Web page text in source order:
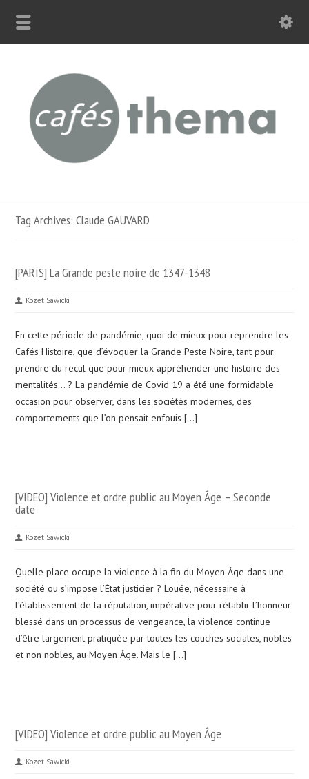
Tag Archives: Claude GAUVARD
[PARIS] La Grande peste noire de 1347-1348
Kozet Sawicki
En cette période de pandémie, quoi de mieux pour reprendre les
Cafés Histoire, que d’évoquer la Grande Peste Noire, tant pour
prendre du recul que pour mieux appréhender une histoire des
mentalités… ? La pandémie de Covid 19 a été une formidable
occasion pour observer, dans les sociétés modernes, des
comportements que l’on pensait enfouis […]
[VIDEO] Violence et ordre public au Moyen Âge – Seconde
date
Kozet Sawicki
Quelle place occupe la violence à la fin du Moyen Âge dans une
société ou s’impose l’État justicier ? Louée, nécessaire à
l’établissement de la réputation, impérative pour rétablir l’honneur
blessé dans un processus de vengeance, la violence continue
d’être largement pratiquée par toutes les couches sociales, nobles
et non nobles, au Moyen Âge. Mais le […]
[VIDEO] Violence et ordre public au Moyen Âge
Kozet Sawicki